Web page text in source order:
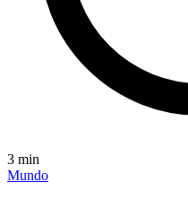
3 min
Mundo